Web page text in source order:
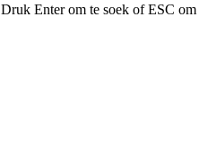
Druk Enter om te soek of ESC om